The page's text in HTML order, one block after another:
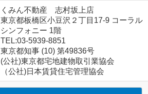
くみん不動産 志村坂上店
東京都板橋区小豆沢２丁目17-9 コーラル
シンフォニー 1階
TEL:03-5939-8851
東京都知事 (10) 第49836号
(公社)東京都宅地建物取引業協会
（公社)日本賃貸住宅管理協会